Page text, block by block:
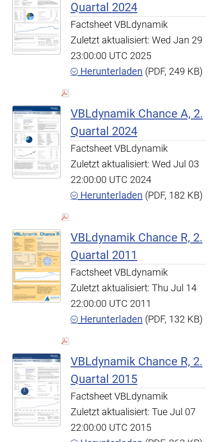
Quartal 2024
Factsheet VBLdynamik
Zuletzt aktualisiert: Wed Jan 29
23:00:00 UTC 2025
Herunterladen (PDF, 249 KB)
VBLdynamik Chance A, 2.
Quartal 2024
Factsheet VBLdynamik
Zuletzt aktualisiert: Wed Jul 03
22:00:00 UTC 2024
Herunterladen (PDF, 182 KB)
VBLdynamik Chance R, 2.
Quartal 2011
Factsheet VBLdynamik
Zuletzt aktualisiert: Thu Jul 14
22:00:00 UTC 2011
Herunterladen (PDF, 132 KB)
VBLdynamik Chance R, 2.
Quartal 2015
Factsheet VBLdynamik
Zuletzt aktualisiert: Tue Jul 07
22:00:00 UTC 2015